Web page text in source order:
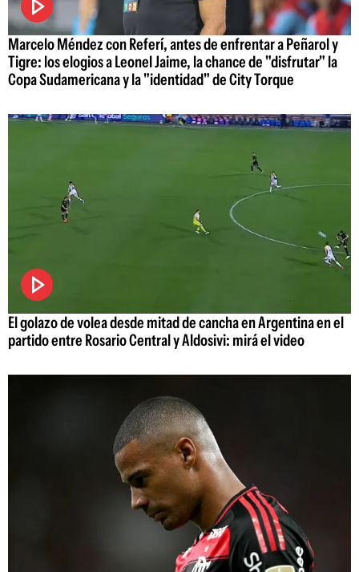
Marcelo Méndez con Referí, antes de enfrentar a Peñarol y
Tigre: los elogios a Leonel Jaime, la chance de "disfrutar" la
Copa Sudamericana y la "identidad" de City Torque
El golazo de volea desde mitad de cancha en Argentina en el
partido entre Rosario Central y Aldosivi: mirá el video